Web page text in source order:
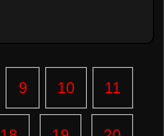
9 10 11